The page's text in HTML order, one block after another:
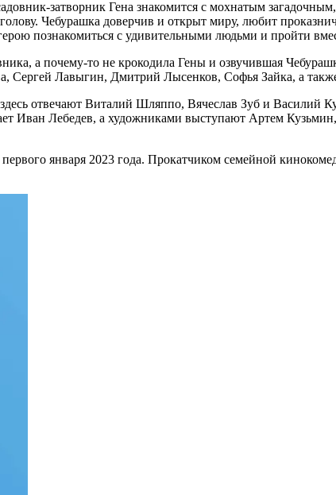
затворник Гена знакомится с мохнатым
Чебурашка доверчив и открыт миру, любит
познакомиться с удивительными людьми и пройти
а почему-то не крокодила Гены и озвучившая
Сергей Лавыгин, Дмитрий Лысенков, Софья Зайка, а
отвечают Виталий Шляппо, Вячеслав Зуб и Василий
Иван Лебедев, а художниками выступают Артем
января 2023 года. Прокатчиком семейной